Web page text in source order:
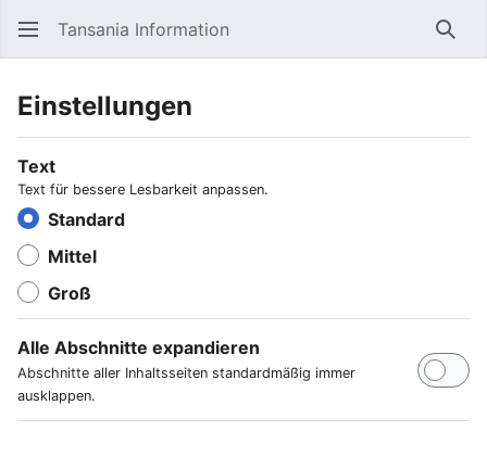
Tansania Information
Einstellungen
Text
Text für bessere Lesbarkeit anpassen.
Standard
Mittel
Groß
Alle Abschnitte expandieren
Abschnitte aller Inhaltsseiten standardmäßig immer
ausklappen.